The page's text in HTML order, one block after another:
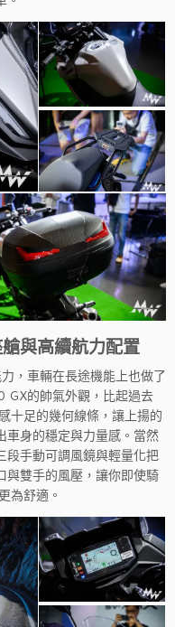
與高續航力配置
，車輛在長途機能上也做了
的帥氣外觀，比起過去
十足的幾何線條，讓上揚的
車身的穩定與力量感。當然
段手動可調風鏡與輕量化把
與雙手的風壓，讓你即使騎
為舒適。